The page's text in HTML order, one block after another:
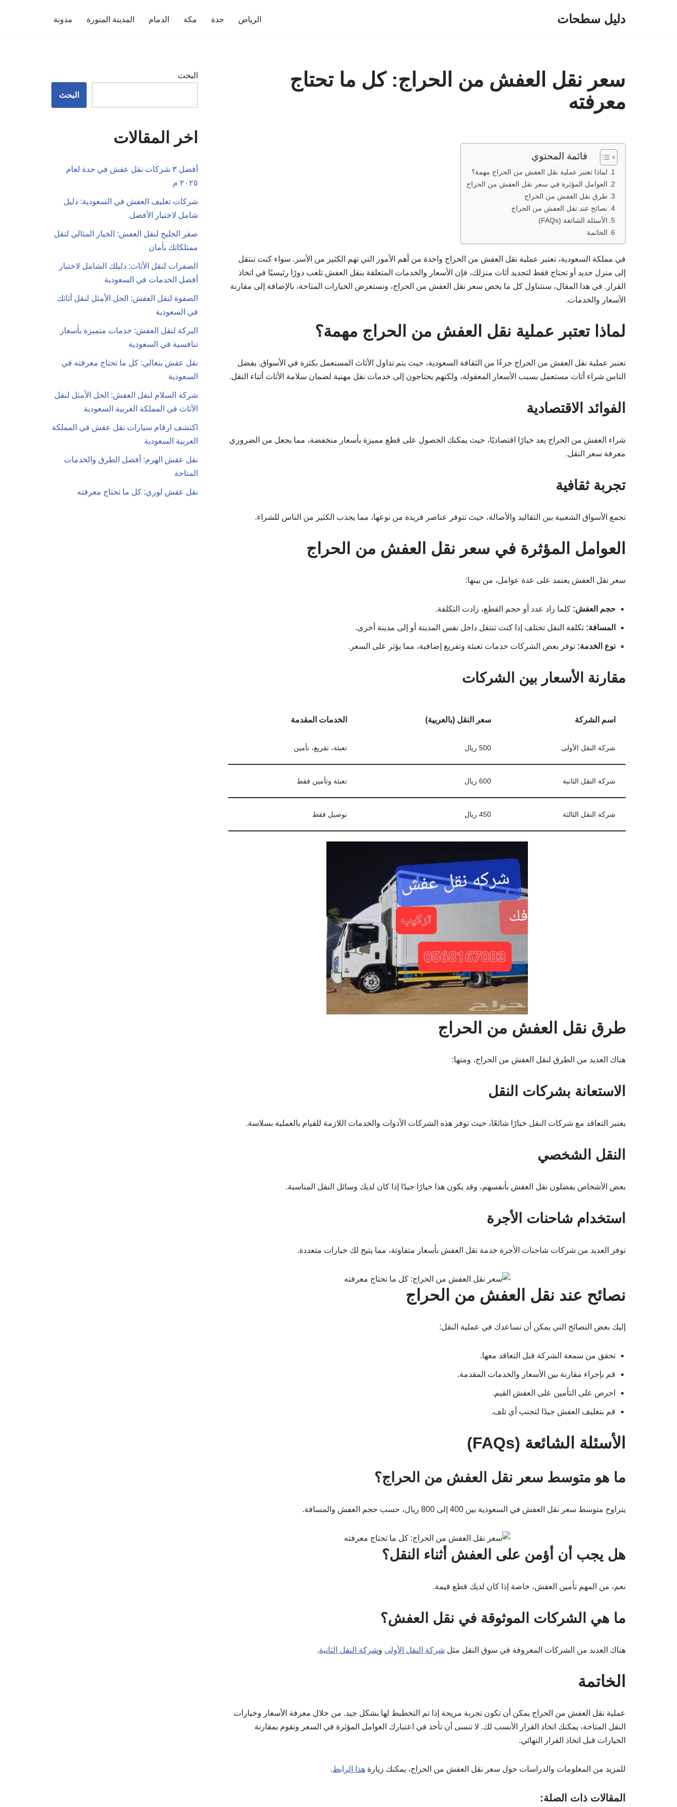
دليل سطحات الرياض جدة مكة الدمام المدينة المنورة مدونة
سعر نقل العفش من الحراج: كل ما تحتاج
معرفته
قائمة المحتوي
لماذا تعتبر عملية نقل العفش من الحراج مهمة؟
العوامل المؤثرة في سعر نقل العفش من الحراج
طرق نقل العفش من الحراج
نصائح عند نقل العفش من الحراج
الأسئلة الشائعة (FAQs)
الخاتمة
في مملكة السعودية، تعتبر عملية نقل العفش من الحراج واحدة من أهم الأمور التي تهم الكثير من الأسر. سواء كنت تنتقل
إلى منزل جديد أو تحتاج فقط لتجديد أثاث منزلك، فإن الأسعار والخدمات المتعلقة بنقل العفش تلعب دورًا رئيسيًا في اتخاذ
القرار. في هذا المقال، سنتناول كل ما يخص سعر نقل العفش من الحراج، ونستعرض الخيارات المتاحة، بالإضافة إلى مقارنة
الأسعار والخدمات.
لماذا تعتبر عملية نقل العفش من الحراج مهمة؟
تعتبر عملية نقل العفش من الحراج جزءًا من الثقافة السعودية، حيث يتم تداول الأثاث المستعمل بكثرة في الأسواق. يفضل
الناس شراء أثاث مستعمل بسبب الأسعار المعقولة، ولكنهم يحتاجون إلى خدمات نقل مهنية لضمان سلامة الأثاث أثناء النقل.
الفوائد الاقتصادية
شراء العفش من الحراج يعد خيارًا اقتصاديًا، حيث يمكنك الحصول على قطع مميزة بأسعار منخفضة، مما يجعل من الضروري
معرفة سعر النقل.
تجربة ثقافية
تجمع الأسواق الشعبية بين التقاليد والأصالة، حيث تتوفر عناصر فريدة من نوعها، مما يجذب الكثير من الناس للشراء.
العوامل المؤثرة في سعر نقل العفش من الحراج
سعر نقل العفش يعتمد على عدة عوامل، من بينها:
حجم العفش: كلما زاد عدد أو حجم القطع، زادت التكلفة.
المسافة: تكلفة النقل تختلف إذا كنت تنتقل داخل نفس المدينة أو إلى مدينة أخرى.
نوع الخدمة: توفر بعض الشركات خدمات تعبئة وتفريغ إضافية، مما يؤثر على السعر.
مقارنة الأسعار بين الشركات
اسم الشركة سعر النقل (بالعربية) الخدمات المقدمة
شركة النقل الأولى 500 ريال تعبئة، تفريغ، تأمين
شركة النقل الثانية 600 ريال تعبئة وتأمين فقط
شركة النقل الثالثة 450 ريال توصيل فقط
طرق نقل العفش من الحراج
هناك العديد من الطرق لنقل العفش من الحراج، ومنها:
الاستعانة بشركات النقل
يعتبر التعاقد مع شركات النقل خيارًا شائعًا، حيث توفر هذه الشركات الأدوات والخدمات اللازمة للقيام بالعملية بسلاسة.
النقل الشخصي
بعض الأشخاص يفضلون نقل العفش بأنفسهم، وقد يكون هذا خيارًا جيدًا إذا كان لديك وسائل النقل المناسبة.
استخدام شاحنات الأجرة
توفر العديد من شركات شاحنات الأجرة خدمة نقل العفش بأسعار متفاوتة، مما يتيح لك خيارات متعددة.
نصائح عند نقل العفش من الحراج
إليك بعض النصائح التي يمكن أن تساعدك في عملية النقل:
تحقق من سمعة الشركة قبل التعاقد معها.
قم بإجراء مقارنة بين الأسعار والخدمات المقدمة.
احرص على التأمين على العفش القيم.
قم بتغليف العفش جيدًا لتجنب أي تلف.
الأسئلة الشائعة (FAQs)
ما هو متوسط سعر نقل العفش من الحراج؟
يتراوح متوسط سعر نقل العفش في السعودية بين 400 إلى 800 ريال، حسب حجم العفش والمسافة.
هل يجب أن أؤمن على العفش أثناء النقل؟
نعم، من المهم تأمين العفش، خاصة إذا كان لديك قطع قيمة.
ما هي الشركات الموثوقة في نقل العفش؟
هناك العديد من الشركات المعروفة في سوق النقل مثل شركة النقل الأولى وشركة النقل الثانية.
الخاتمة
عملية نقل العفش من الحراج يمكن أن تكون تجربة مريحة إذا تم التخطيط لها بشكل جيد. من خلال معرفة الأسعار وخيارات
النقل المتاحة، يمكنك اتخاذ القرار الأنسب لك. لا تنسى أن تأخذ في اعتبارك العوامل المؤثرة في السعر وتقوم بمقارنة
الخيارات قبل اتخاذ القرار النهائي.
للمزيد من المعلومات والدراسات حول سعر نقل العفش من الحراج، يمكنك زيارة هذا الرابط.
المقالات ذات الصلة:
البحث
البحث
اخر المقالات
أفضل ٣ شركات نقل عفش في جدة لعام
٢٠٢٥ م
شركات تغليف العفش في السعودية: دليل
شامل لاختيار الأفضل
صقر الخليج لنقل العفش: الخيار المثالي لنقل
ممتلكاتك بأمان
الصفرات لنقل الأثاث: دليلك الشامل لاختيار
أفضل الخدمات في السعودية
الصفوة لنقل العفش: الحل الأمثل لنقل أثاثك
في السعودية
البركة لنقل العفش: خدمات متميزة بأسعار
تنافسية في السعودية
نقل عفش بنغالي: كل ما تحتاج معرفته في
السعودية
شركة السلام لنقل العفش: الحل الأمثل لنقل
الأثاث في المملكة العربية السعودية
اكتشف ارقام سيارات نقل عفش في المملكة
العربية السعودية
نقل عفش الهرم: أفضل الطرق والخدمات
المتاحة
نقل عفش لوري: كل ما تحتاج معرفته